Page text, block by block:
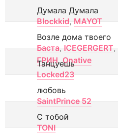
Думала Думала
Blockkid, MAYOT
Возле дома твоего
Баста, ICEGERGERT,
ГРИН, Onative
Танцуешь
Locked23
любовь
SaintPrince 52
С тобой
TONI